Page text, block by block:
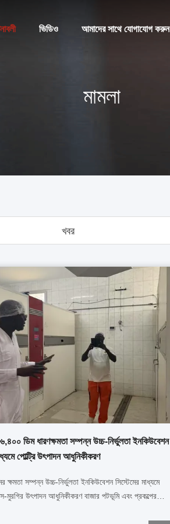
ভিডিও আমাদের সাথে যোগাযোগ করুন
মামলা
খবর
ডিম ধারণক্ষমতা সম্পন্ন উচ্চ-নির্ভুলতা ইনকিউবেশন
পোল্ট্রি উৎপাদন আধুনিকীকরণ
ক্ষমতা সম্পন্ন উচ্চ-নির্ভুলতা ইনকিউবেশন সিস্টেমের মাধ্যমে
মুরগির উৎপাদন আধুনিকীকরণ বাজার পটভূমি এবং প্রকল্পের